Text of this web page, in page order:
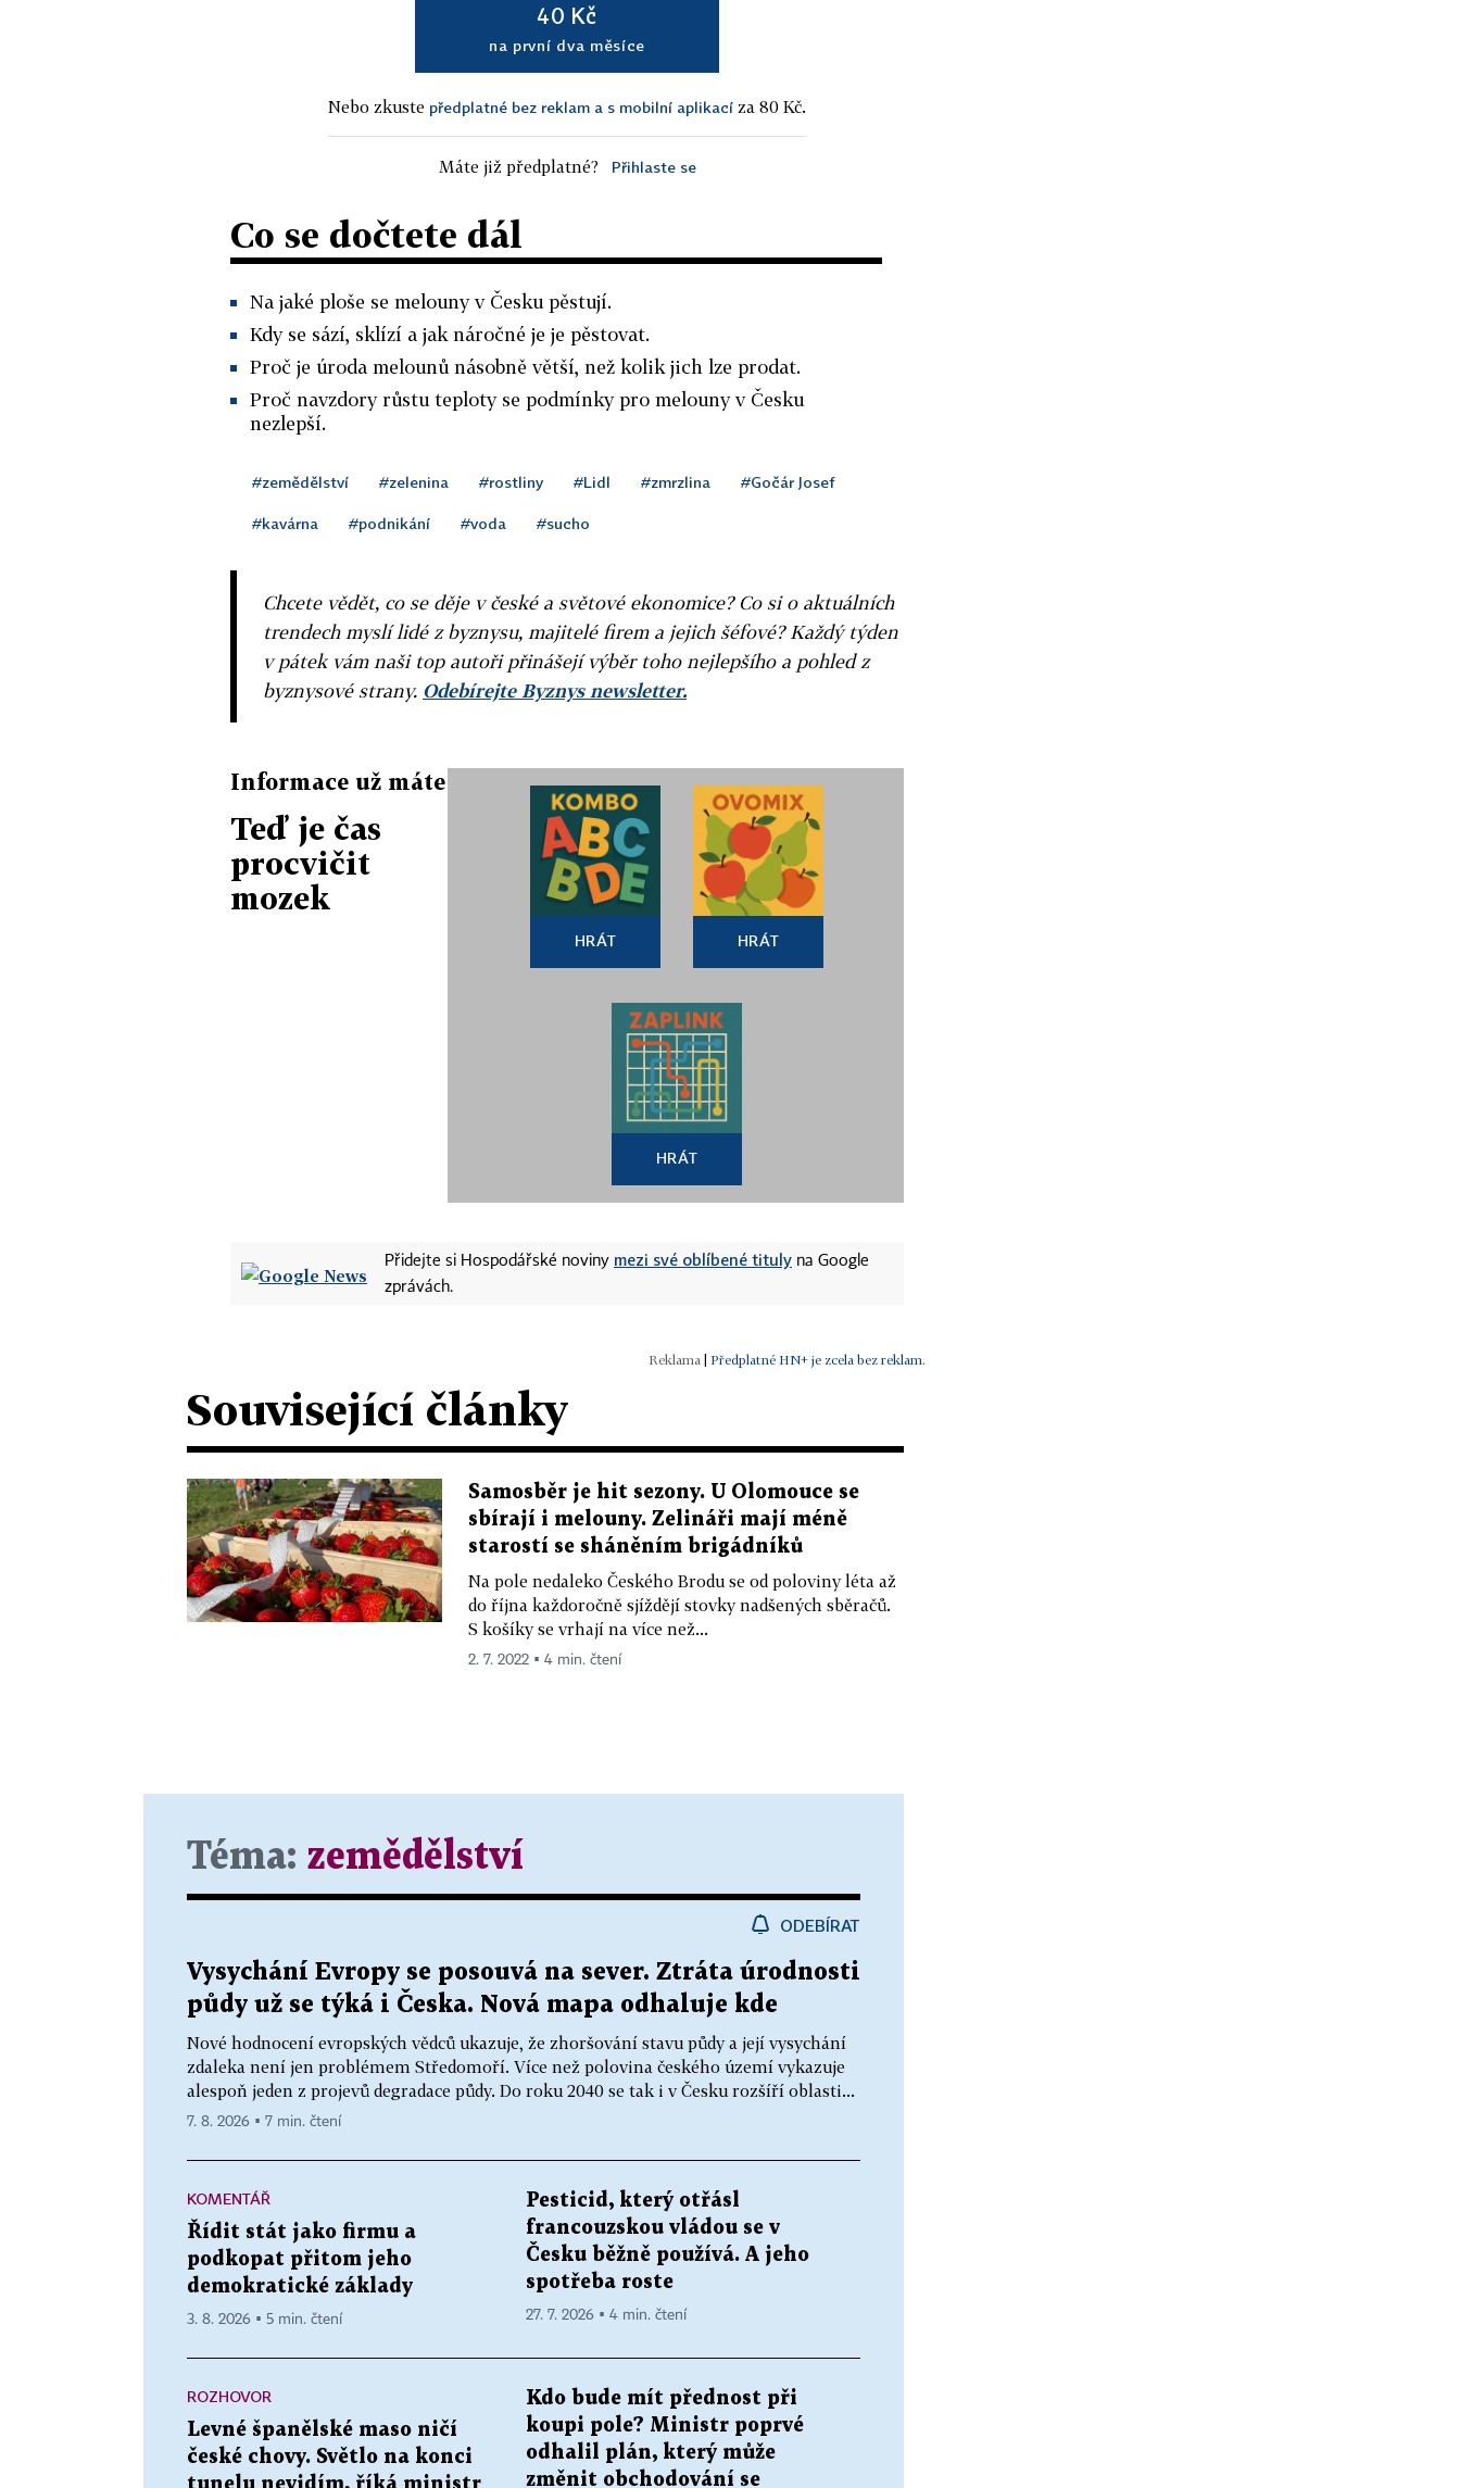
40 Kč
na první dva měsíce
Nebo zkuste předplatné bez reklam a s mobilní aplikací za 80 Kč.
Máte již předplatné? Přihlaste se
Co se dočtete dál
Na jaké ploše se melouny v Česku pěstují.
Kdy se sází, sklízí a jak náročné je je pěstovat.
Proč je úroda melounů násobně větší, než kolik jich lze prodat.
Proč navzdory růstu teploty se podmínky pro melouny v Česku
nezlepší.
#zemědělství #zelenina #rostliny #Lidl #zmrzlina #Gočár Josef
#kavárna #podnikání #voda #sucho
Chcete vědět, co se děje v české a světové ekonomice? Co si o aktuálních
trendech myslí lidé z byznysu, majitelé firem a jejich šéfové? Každý týden
v pátek vám naši top autoři přinášejí výběr toho nejlepšího a pohled z
byznysové strany. Odebírejte Byznys newsletter.
Informace už máte
Teď je čas
procvičit
mozek
HRÁT HRÁT
HRÁT
Přidejte si Hospodářské noviny mezi své oblíbené tituly na Google
zprávách.
| Předplatné HN+ je zcela bez reklam.
Související články
Samosběr je hit sezony. U Olomouce se
sbírají i melouny. Zelináři mají méně
starostí se sháněním brigádníků
Na pole nedaleko Českého Brodu se od poloviny léta až
do října každoročně sjíždějí stovky nadšených sběračů.
S košíky se vrhají na více než...
2. 7. 2022 ▪ 4 min. čtení
Téma: zemědělství
ODEBÍRAT
Vysychání Evropy se posouvá na sever. Ztráta úrodnosti
půdy už se týká i Česka. Nová mapa odhaluje kde
Nové hodnocení evropských vědců ukazuje, že zhoršování stavu půdy a její vysychání
zdaleka není jen problémem Středomoří. Více než polovina českého území vykazuje
alespoň jeden z projevů degradace půdy. Do roku 2040 se tak i v Česku rozšíří oblasti...
7. 8. 2026 ▪ 7 min. čtení
KOMENTÁŘ
Řídit stát jako firmu a
podkopat přitom jeho
demokratické základy
3. 8. 2026 ▪ 5 min. čtení
Pesticid, který otřásl
francouzskou vládou se v
Česku běžně používá. A jeho
spotřeba roste
27. 7. 2026 ▪ 4 min. čtení
ROZHOVOR
Levné španělské maso ničí
české chovy. Světlo na konci
tunelu nevidím, říká ministr
Kdo bude mít přednost při
koupi pole? Ministr poprvé
odhalil plán, který může
změnit obchodování se